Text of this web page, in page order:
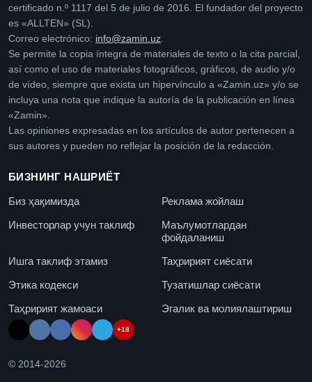
certificado n.º 1117 del 5 de julio de 2016. El fundador del proyecto
es «ALLTEN» (SL).
Correo electrónico: info@zamin.uz
Se permite la copia íntegra de materiales de texto o la cita parcial,
así como el uso de materiales fotográficos, gráficos, de audio y/o
de vídeo, siempre que exista un hipervínculo a «Zamin.uz» y/o se
incluya una nota que indique la autoría de la publicación en línea
«Zamin».
Las opiniones expresadas en los artículos de autor pertenecen a
sus autores y pueden no reflejar la posición de la redacción.
БИЗНИНГ НАШРИЁТ
Биз ҳақимизда
Реклама жойлаш
Инвесторлар учун таклиф
Маълумотлардан
фойдаланиш
Ишга таклиф этамиз
Таҳририят сиёсати
Этика кодекси
Тузатишлар сиёсати
Таҳририят жамоаси
Эгалик ва молиялаштириш
+18
© 2014-2026